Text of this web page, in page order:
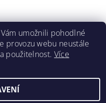
umožnili pohodlné
provozu webu neustále
použitelnost. Více